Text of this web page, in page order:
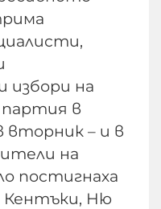
на
в
– и в
на
постигнаха
Ню